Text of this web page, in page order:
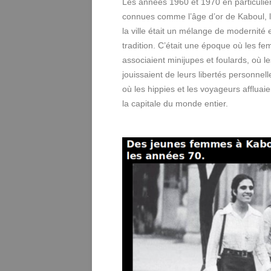
connues comme l’âge d’or de Kaboul,
la ville était un mélange de modernité
tradition. C’était une époque où les
associaient minijupes et foulards, où
jouissaient de leurs libertés
où les hippies et les voyageurs
la capitale du monde entier.